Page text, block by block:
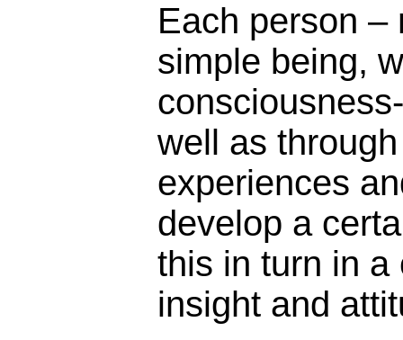
Each person –
simple being,
well as
experiences
develop a
this in turn in a
insight and